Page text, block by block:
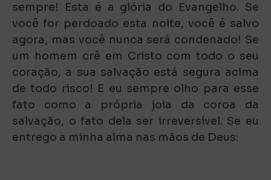
sempre! Esta é a glória do Evangelho. Se
você for perdoado esta noite, você é salvo
agora, mas você nunca será condenado! Se
um homem crê em Cristo com todo o seu
coração, a sua salvação está segura acima
de todo risco! E eu sempre olho para esse
fato como a própria joia da coroa da
salvação, o fato dela ser irreversível. Se eu
entrego a minha alma nas mãos de Deus: